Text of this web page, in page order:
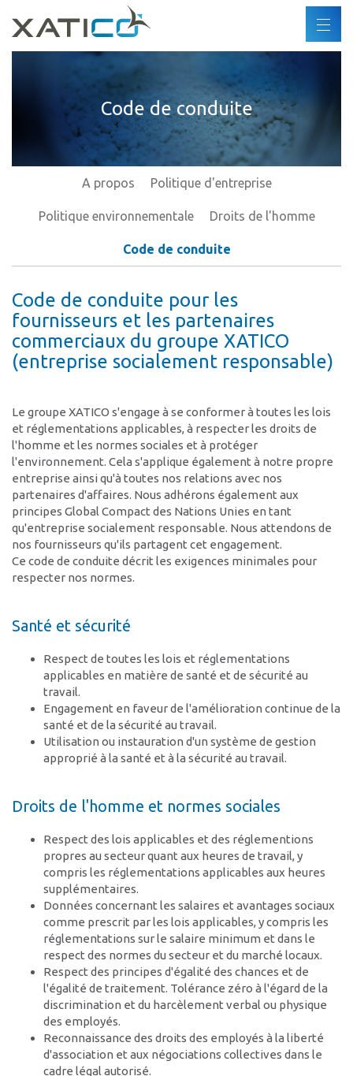
Xatico
A propos
Politique d'entreprise
Politique environnementale
Droits de l'homme
Partenaires
Contact
Formulaire de contact
Interlocuteurs
Recherche
FR
Code de conduite
A propos Politique d'entreprise
Politique environnementale Droits de l'homme
Code de conduite
Code de conduite pour les
fournisseurs et les partenaires
commerciaux du groupe XATICO
(entreprise socialement responsable)
Le groupe XATICO s'engage à se conformer à toutes les lois
et réglementations applicables, à respecter les droits de
l'homme et les normes sociales et à protéger
l'environnement. Cela s'applique également à notre propre
entreprise ainsi qu'à toutes nos relations avec nos
partenaires d'affaires. Nous adhérons également aux
principes Global Compact des Nations Unies en tant
qu'entreprise socialement responsable. Nous attendons de
nos fournisseurs qu'ils partagent cet engagement.
Ce code de conduite décrit les exigences minimales pour
respecter nos normes.
Santé et sécurité
Respect de toutes les lois et réglementations
applicables en matière de santé et de sécurité au
travail.
Engagement en faveur de l'amélioration continue de la
santé et de la sécurité au travail.
Utilisation ou instauration d'un système de gestion
approprié à la santé et à la sécurité au travail.
Droits de l'homme et normes sociales
Respect des lois applicables et des réglementions
propres au secteur quant aux heures de travail, y
compris les réglementations applicables aux heures
supplémentaires.
Données concernant les salaires et avantages sociaux
comme prescrit par les lois applicables, y compris les
réglementations sur le salaire minimum et dans le
respect des normes du secteur et du marché locaux.
Respect des principes d'égalité des chances et de
l'égalité de traitement. Tolérance zéro à l'égard de la
discrimination et du harcèlement verbal ou physique
des employés.
Reconnaissance des droits des employés à la liberté
d'association et aux négociations collectives dans le
cadre légal autorisé.